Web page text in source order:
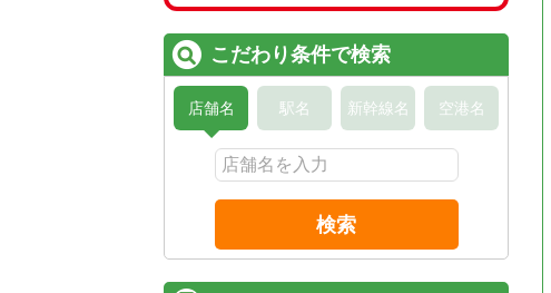
こだわり条件で検索
店舗名 駅名 新幹線名 空港名
検索